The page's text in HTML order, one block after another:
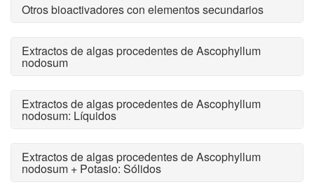
Otros bioactivadores con elementos secundarios
Extractos de algas procedentes de Ascophyllum
nodosum
Extractos de algas procedentes de Ascophyllum
nodosum: Líquidos
Extractos de algas procedentes de Ascophyllum
nodosum + Potasio: Sólidos